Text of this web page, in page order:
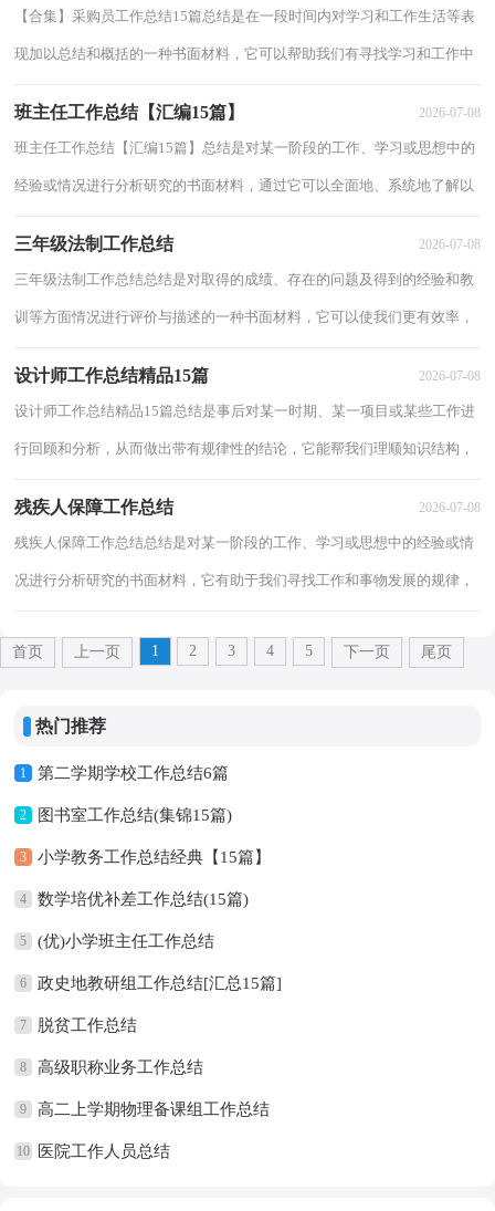
【合集】采购员工作总结15篇总结是在一段时间内对学习和工作生活等表
现加以总结和概括的一种书面材料，它可以帮助我们有寻找学习和工作中
班主任工作总结【汇编15篇】 2026-07-08
班主任工作总结【汇编15篇】总结是对某一阶段的工作、学习或思想中的
经验或情况进行分析研究的书面材料，通过它可以全面地、系统地了解以
三年级法制工作总结 2026-07-08
三年级法制工作总结总结是对取得的成绩、存在的问题及得到的经验和教
训等方面情况进行评价与描述的一种书面材料，它可以使我们更有效率，
设计师工作总结精品15篇 2026-07-08
设计师工作总结精品15篇总结是事后对某一时期、某一项目或某些工作进
行回顾和分析，从而做出带有规律性的结论，它能帮我们理顺知识结构，
残疾人保障工作总结 2026-07-08
残疾人保障工作总结总结是对某一阶段的工作、学习或思想中的经验或情
况进行分析研究的书面材料，它有助于我们寻找工作和事物发展的规律，
首页 上一页 1 2 3 4 5 下一页 尾页
热门推荐
1 第二学期学校工作总结6篇
2 图书室工作总结(集锦15篇)
3 小学教务工作总结经典【15篇】
4 数学培优补差工作总结(15篇)
5 (优)小学班主任工作总结
6 政史地教研组工作总结[汇总15篇]
7 脱贫工作总结
8 高级职称业务工作总结
9 高二上学期物理备课组工作总结
10 医院工作人员总结